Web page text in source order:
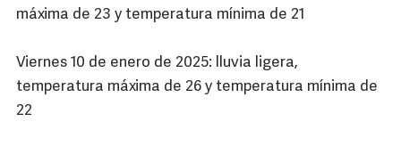
máxima de 23 y temperatura mínima de 21
Viernes 10 de enero de 2025: lluvia ligera,
temperatura máxima de 26 y temperatura mínima de
22